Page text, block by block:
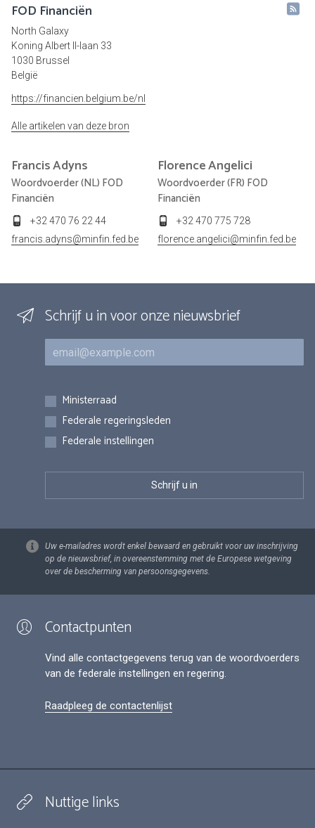
FOD Financiën
North Galaxy
Koning Albert II-laan 33
1030 Brussel
België
https://financien.belgium.be/nl
Alle artikelen van deze bron
FrancisAdyns
Woordvoerder (NL) FOD
Financiën
+32 470 76 22 44
francis.adyns@minfin.fed.be
FlorenceAngelici
Woordvoerder (FR) FOD
Financiën
+32 470 775 728
florence.angelici@minfin.fed.be
Schrijf u in voor onze nieuwsbrief
E-mail
Inschrijvingen
Ministerraad
Federale regeringsleden
Federale instellingen
Uw e-mailadres wordt enkel bewaard en gebruikt voor uw inschrijving
op de nieuwsbrief, in overeenstemming met de Europese wetgeving
over de bescherming van persoonsgegevens.
Contactpunten
Vind alle contactgegevens terug van de woordvoerders
van de federale instellingen en regering.
Raadpleeg de contactenlijst
Nuttige links